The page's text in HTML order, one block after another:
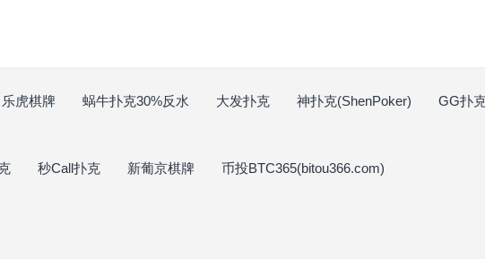
乐虎棋牌 蜗牛扑克30%反水 大发扑克 神扑克(ShenPoker) GG扑
秒Call扑克 新葡京棋牌 币投BTC365(bitou366.com)